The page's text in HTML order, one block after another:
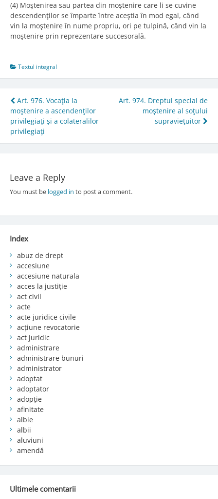
(4) Moştenirea sau partea din moştenire care li se cuvine
descendenţilor se împarte între aceştia în mod egal, când
vin la moştenire în nume propriu, ori pe tulpină, când vin la
moştenire prin reprezentare succesorală.
Textul integral
Post
navigation
Art. 976. Vocaţia la
moştenire a ascendenţilor
privilegiaţi şi a colateralilor
privilegiaţi
Art. 974. Dreptul special de
moştenire al soţului
supravieţuitor
Leave a Reply
You must be logged in to post a comment.
Index
abuz de drept
accesiune
accesiune naturala
acces la justiție
act civil
acte
acte juridice civile
acțiune revocatorie
act juridic
administrare
administrare bunuri
administrator
adoptat
adoptator
adopție
afinitate
albie
albii
aluviuni
amendă
Ultimele comentarii